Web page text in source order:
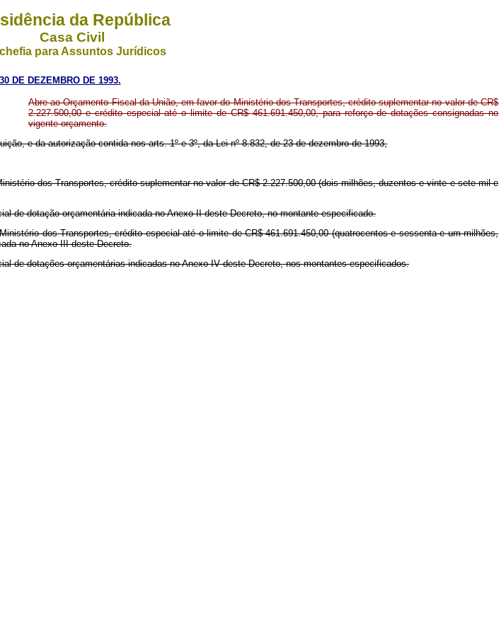
da República
Casa Civil
para Assuntos Jurídicos
DE DEZEMBRO DE 1993.
Abre ao Orçamento Fiscal da União, em favor do Ministério dos Transportes, crédito suplementar no valor de CR$
2.227.500,00 e crédito especial até o limite de CR$ 461.691.450,00, para reforço de dotações consignadas no
vigente orçamento.
e da autorização contida nos arts. 1º e 3º, da Lei nº 8.832, de 23 de dezembro de 1993,
dos Transportes, crédito suplementar no valor de CR$ 2.227.500,00 (dois milhões, duzentos e vinte e sete mil e
de dotação orçamentária indicada no Anexo II deste Decreto, no montante especificado.
dos Transportes, crédito especial até o limite de CR$ 461.691.450,00 (quatrocentos e sessenta e um milhões,
no Anexo III deste Decreto.
de dotações orçamentárias indicadas no Anexo IV deste Decreto, nos montantes especificados.